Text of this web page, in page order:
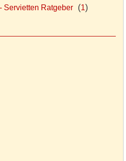
Servietten Ratgeber (1)